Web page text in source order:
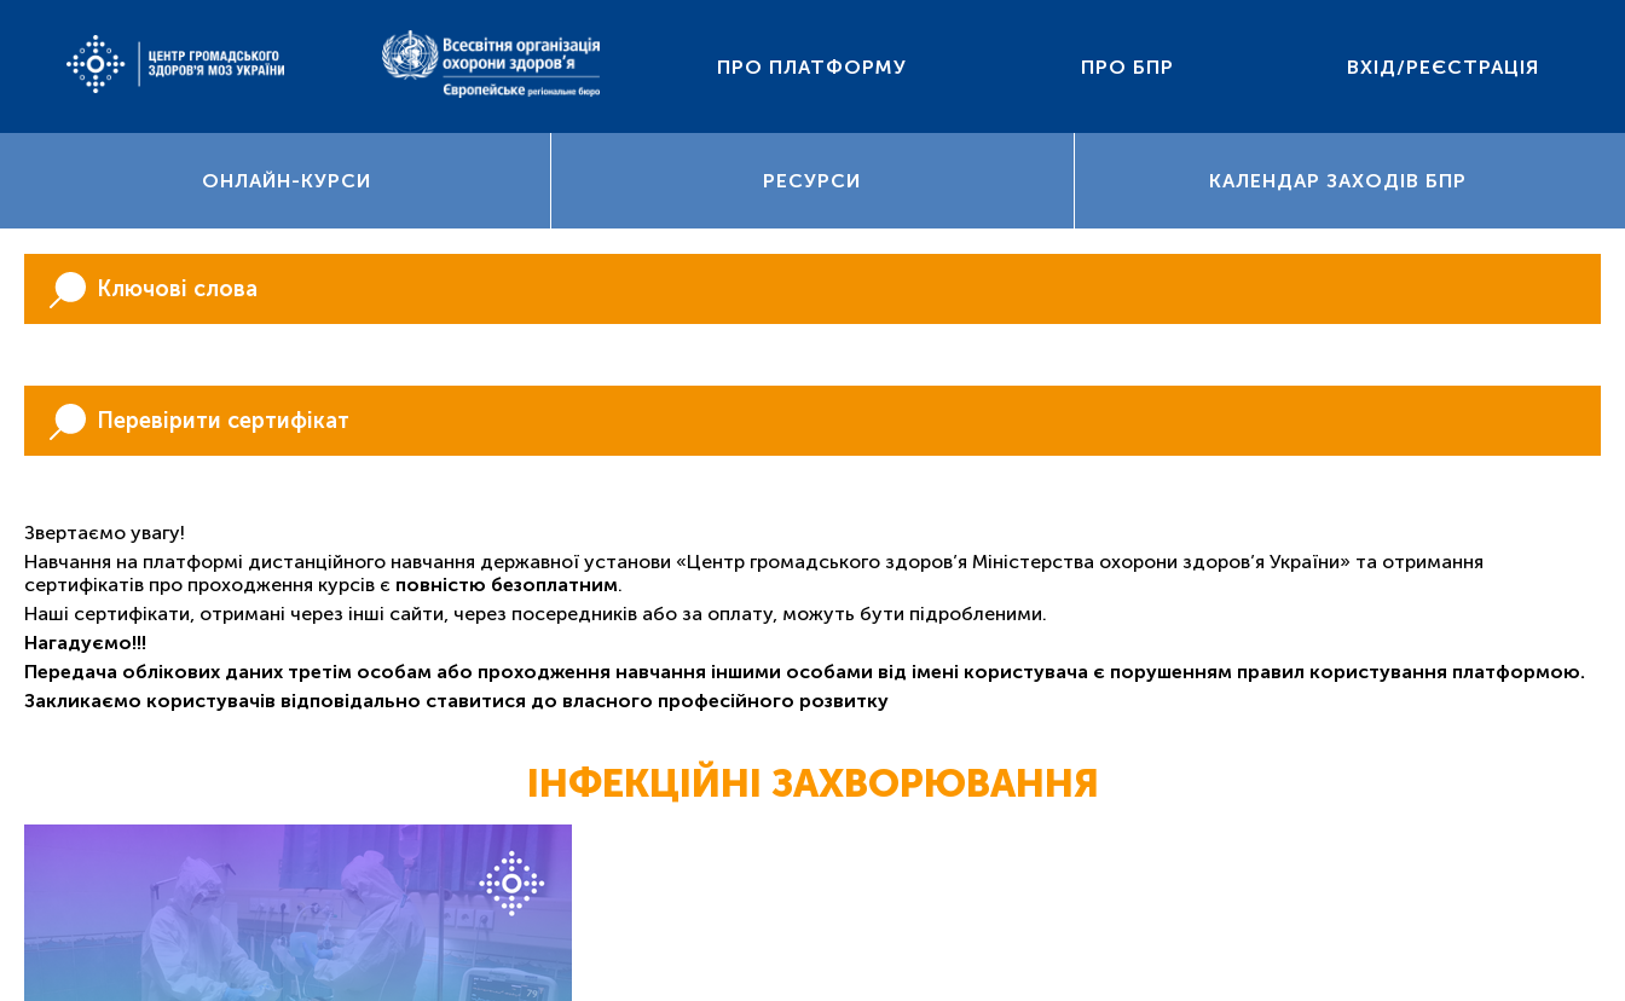
ПРО ПЛАТФОРМУ ПРО БПР ВХІД/РЕЄСТРАЦІЯ
ОНЛАЙН-КУРСИ РЕСУРСИ КАЛЕНДАР ЗАХОДІВ БПР
Ключові слова
Перевірити сертифікат
Звертаємо увагу!
Навчання на платформі дистанційного навчання державної установи «Центр громадського здоров’я Міністерства охорони здоров’я України» та отримання
сертифікатів про проходження курсів є повністю безоплатним.
Наші сертифікати, отримані через інші сайти, через посередників або за оплату, можуть бути підробленими.
Нагадуємо!!!
Передача облікових даних третім особам або проходження навчання іншими особами від імені користувача є порушенням правил користування платформою.
Закликаємо користувачів відповідально ставитися до власного професійного розвитку
ІНФЕКЦІЙНІ ЗАХВОРЮВАННЯ